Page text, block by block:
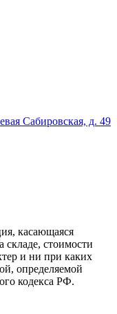
Сабировская, д. 49
касающаяся
складе, стоимости
и ни при каких
определяемой
кодекса РФ.